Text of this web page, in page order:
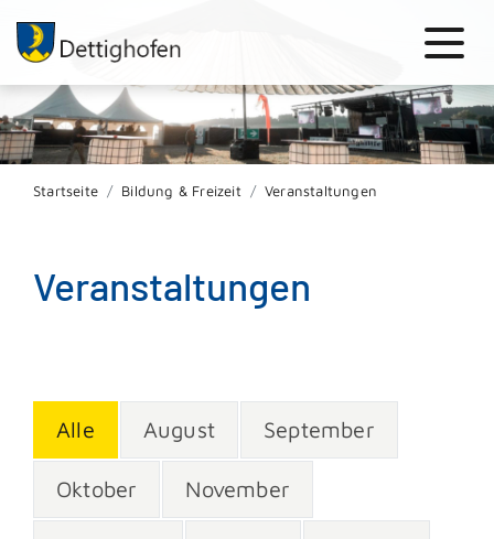
Startseite Bildung & Freizeit Veranstaltungen
Veranstaltungen
Alle August September
Oktober November